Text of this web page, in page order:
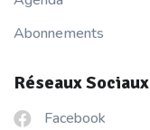
Abonnements
Réseaux Sociaux
Facebook